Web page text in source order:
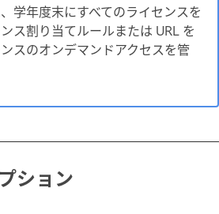
学年度末にすべてのライセンスを
ス割り当てルールまたは URL を
スのオンデマンドアクセスを管
ション